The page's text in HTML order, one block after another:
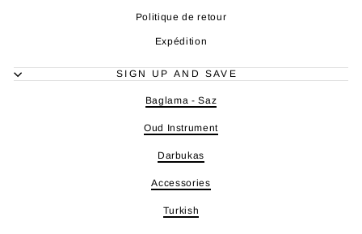
Politique de retour
Expédition
SIGN UP AND SAVE
Baglama - Saz
Oud Instrument
Darbukas
Accessories
Turkish